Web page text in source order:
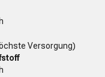
Versorgung)